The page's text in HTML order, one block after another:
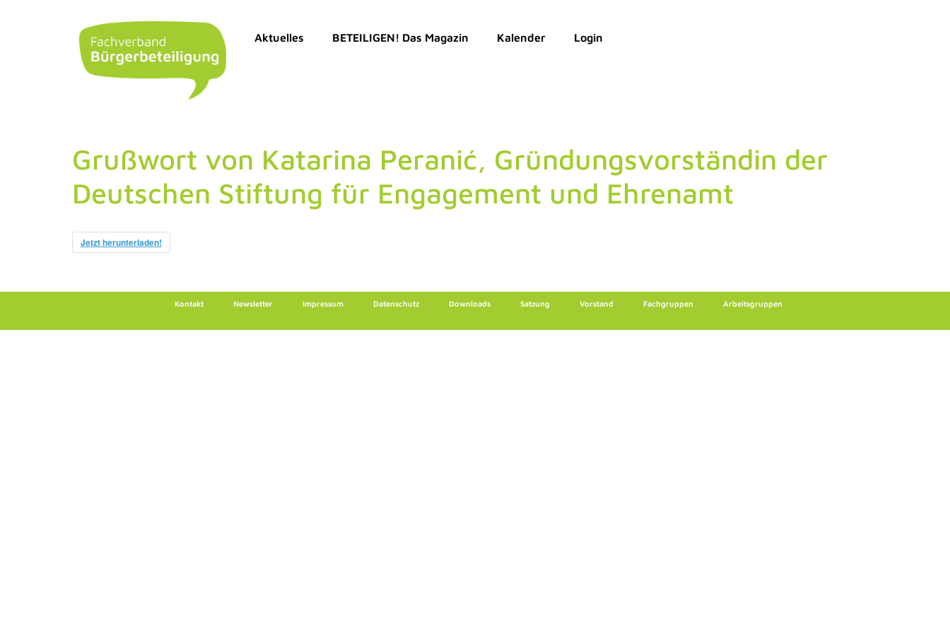
Aktuelles BETEILIGEN! Das Magazin Kalender Login
Grußwort von Katarina Peranić, Gründungsvorständin der
Deutschen Stiftung für Engagement und Ehrenamt
Jetzt herunterladen!
Kontakt Newsletter Impressum Datenschutz Downloads Satzung Vorstand Fachgruppen Arbeitsgruppen